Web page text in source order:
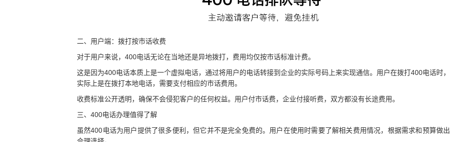
二、用户端：拨打按市话收费
对于用户来说，400电话无论在当地还是异地拨打，费用均仅按市话标准计费。
这是因为400电话本质上是一个虚拟电话，通过将用户的电话转接到企业的实际号码上来实现通信。用户在拨打400电话时，
实际上是在拨打本地电话，需要支付相应的市话费用。
收费标准公开透明，确保不会侵犯客户的任何权益。用户付市话费，企业付接听费，双方都没有长途费用。
三、400电话办理值得了解
虽然400电话为用户提供了很多便利，但它并不是完全免费的。用户在使用时需要了解相关费用情况，根据需求和预算做出